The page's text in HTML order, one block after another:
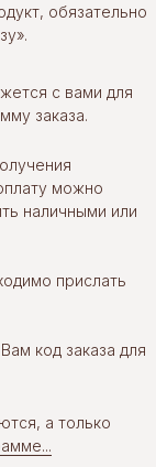
обязательно
с вами для
заказа.
можно
наличными или
прислать
код заказа для
а только